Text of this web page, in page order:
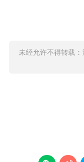
未经允许不得转载：